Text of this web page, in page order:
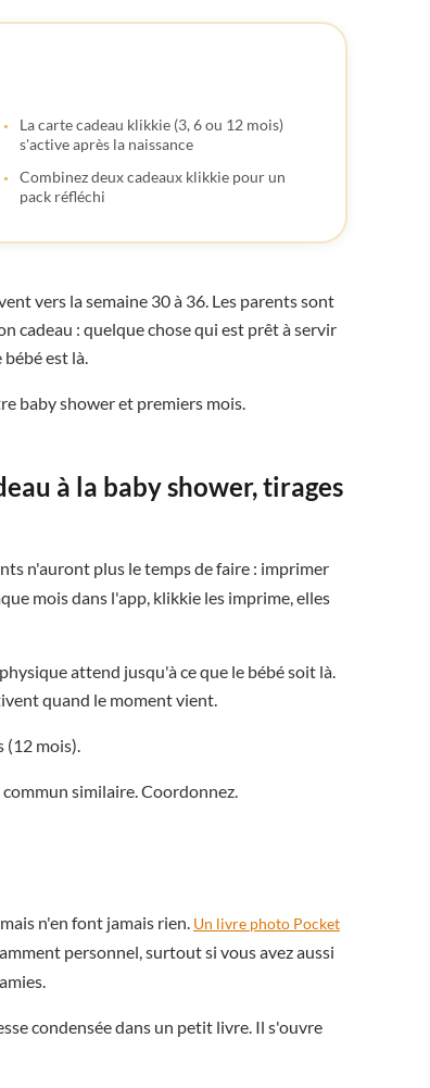
La carte cadeau klikkie (3, 6 ou 12 mois)
s'active après la naissance
Combinez deux cadeaux klikkie pour un
pack réfléchi
vers la semaine 30 à 36. Les parents sont
cadeau : quelque chose qui est prêt à servir
est là.
baby shower et premiers mois.
à la baby shower, tirages
n'auront plus le temps de faire : imprimer
mois dans l'app, klikkie les imprime, elles
attend jusqu'à ce que le bébé soit là.
quand le moment vient.
mois).
similaire. Coordonnez.
n'en font jamais rien. Un livre photo Pocket
personnel, surtout si vous avez aussi
condensée dans un petit livre. Il s'ouvre